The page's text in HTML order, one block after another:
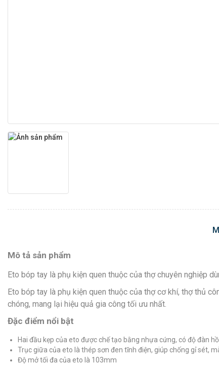
Mô tả sản phẩm
Eto bóp tay là phụ kiện quen thuộc của thợ chuyên nghiệp
Eto bóp tay là phụ kiện quen thuộc của thợ cơ khí, thợ thủ
chóng, mang lại hiệu quả gia công tối ưu nhất.
Đặc điểm nổi bật
Hai đầu kẹp của eto được chế tạo bằng nhựa cứng, có độ đàn
Trục giữa của eto là thép sơn đen tĩnh điện, giúp chống gỉ sét,
Độ mở tối đa của eto là 103mm